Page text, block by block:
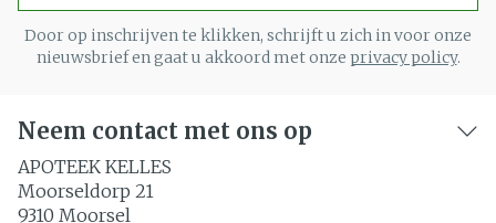
Door op inschrijven te klikken, schrijft u zich in voor onze
nieuwsbrief en gaat u akkoord met onze privacy policy.
Neem contact met ons op
APOTEEK KELLES
Moorseldorp 21
9310 Moorsel